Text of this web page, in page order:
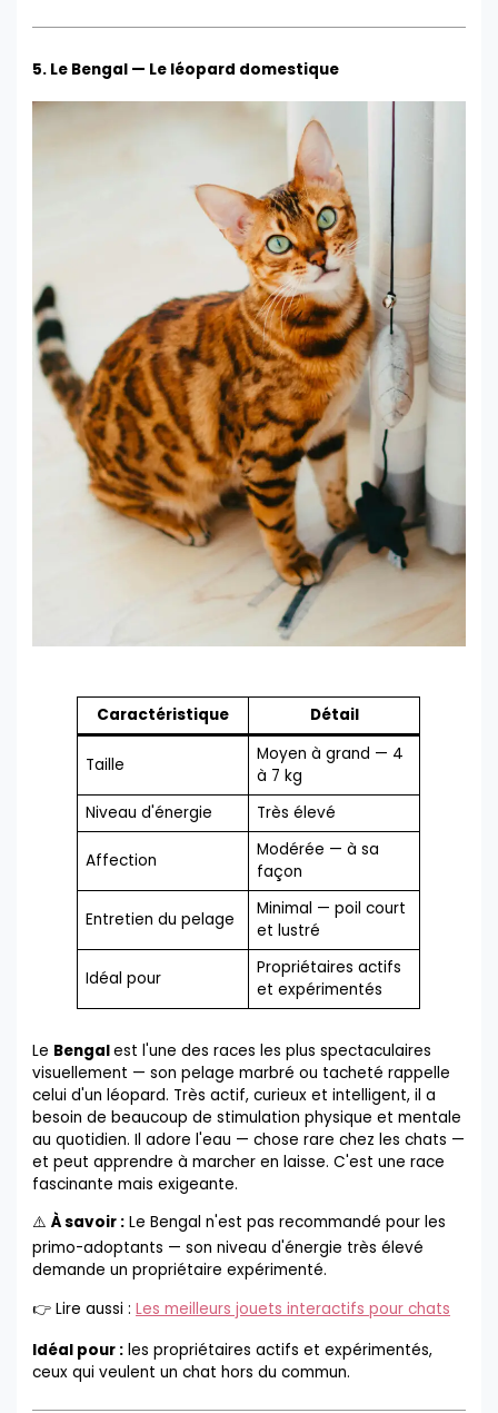
5. Le Bengal — Le léopard domestique
Caractéristique Détail
Taille
Moyen à grand — 4
à 7 kg
Niveau d'énergie
Très élevé
Affection
Modérée — à sa
façon
Entretien du pelage
Minimal — poil court
et lustré
Idéal pour
Propriétaires actifs
et expérimentés
Le Bengalest l'une des races les plus spectaculaires
visuellement — son pelage marbré ou tacheté rappelle
celui d'un léopard. Très actif, curieux et intelligent, il a
besoin de beaucoup de stimulation physique et mentale
au quotidien. Il adore l'eau — chose rare chez les chats —
et peut apprendre à marcher en laisse. C'est une race
fascinante mais exigeante.
⚠️À savoir : Le Bengal n'est pas recommandé pour les
primo-adoptants — son niveau d'énergie très élevé
demande un propriétaire expérimenté.
👉 Lire aussi :Les meilleurs jouets interactifs pour chats
Idéal pour : les propriétaires actifs et expérimentés,
ceux qui veulent un chat hors du commun.